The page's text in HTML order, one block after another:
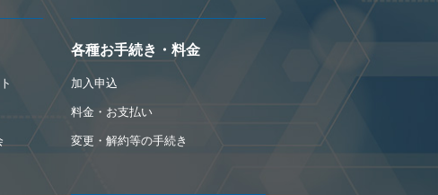
各種お手続き・料金
加入申込
料金・お支払い
変更・解約等の手続き